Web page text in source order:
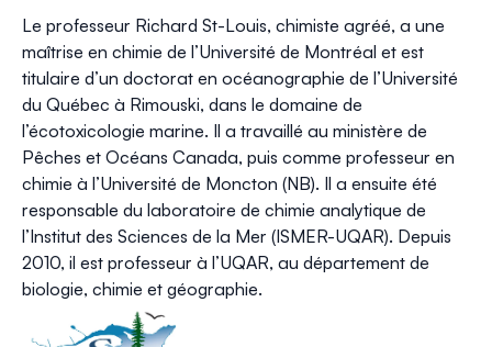
Le professeur Richard St-Louis, chimiste agréé, a une
maîtrise en chimie de l’Université de Montréal et est
titulaire d’un doctorat en océanographie de l’Université
du Québec à Rimouski, dans le domaine de
l’écotoxicologie marine. Il a travaillé au ministère de
Pêches et Océans Canada, puis comme professeur en
chimie à l’Université de Moncton (NB). Il a ensuite été
responsable du laboratoire de chimie analytique de
l’Institut des Sciences de la Mer (ISMER-UQAR). Depuis
2010, il est professeur à l’UQAR, au département de
biologie, chimie et géographie.